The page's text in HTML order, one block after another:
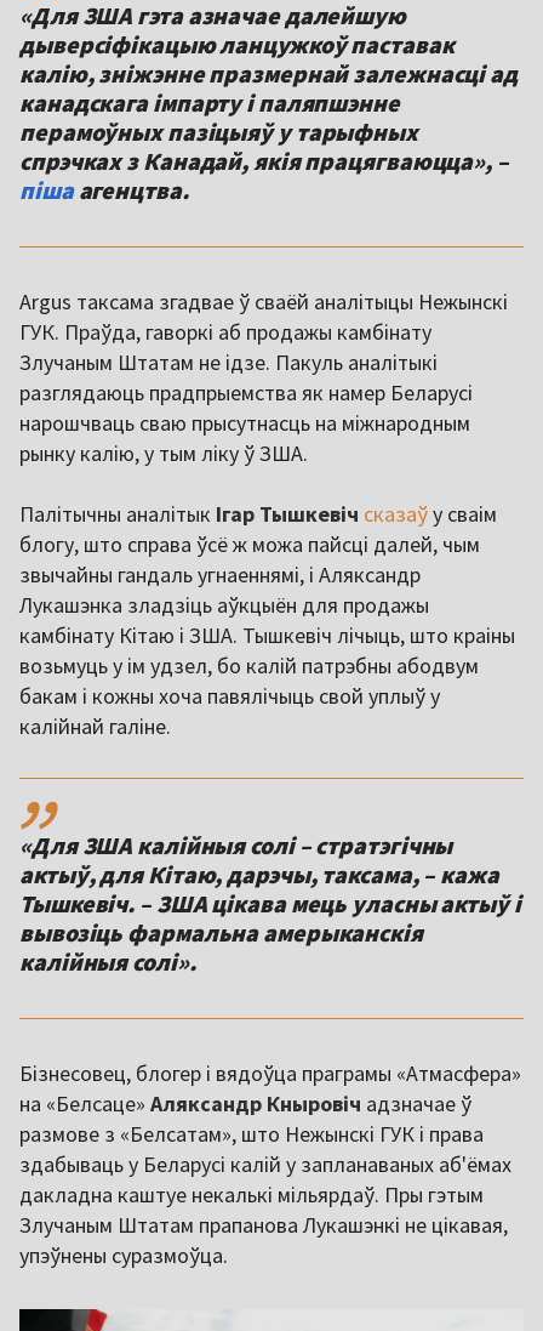
«Для ЗША гэта азначае далейшую
дыверсіфікацыю ланцужкоў паставак
калію, зніжэнне празмернай залежнасці ад
канадскага імпарту і паляпшэнне
перамоўных пазіцыяў у тарыфных
спрэчках з Канадай, якія працягваюцца», –
пішаагенцтва.
Argus таксама згадвае ў сваёй аналітыцы Нежынскі
ГУК. Праўда, гаворкі аб продажы камбінату
Злучаным Штатам не ідзе. Пакуль аналітыкі
разглядаюць прадпрыемства як намер Беларусі
нарошчваць сваю прысутнасць на міжнародным
рынку калію, у тым ліку ў ЗША.
Палітычны аналітык Ігар Тышкевіч сказаўу сваім
блогу, што справа ўсё ж можа пайсці далей, чым
звычайны гандаль угнаеннямі, і Аляксандр
Лукашэнка зладзіць аўкцыён для продажы
камбінату Кітаю і ЗША. Тышкевіч лічыць, што краіны
возьмуць у ім удзел, бо калій патрэбны абодвум
бакам і кожны хоча павялічыць свой уплыў у
калійнай галіне.
,,
«Для ЗША калійныя солі – стратэгічны
актыў, для Кітаю, дарэчы, таксама, – кажа
Тышкевіч. – ЗША цікава мець уласны актыў і
вывозіць фармальна амерыканскія
калійныя солі».
Бізнесовец, блогер і вядоўца праграмы «Атмасфера»
на «Белсаце» Аляксандр Кныровіч адзначае ў
размове з «Белсатам», што Нежынскі ГУК і права
здабываць у Беларусі калій у запланаваных аб'ёмах
дакладна каштуе некалькі мільярдаў. Пры гэтым
Злучаным Штатам прапанова Лукашэнкі не цікавая,
упэўнены суразмоўца.